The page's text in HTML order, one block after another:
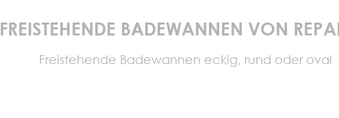
FREISTEHENDE BADEWANNEN VON
Freistehende Badewannen eckig, rund oder oval